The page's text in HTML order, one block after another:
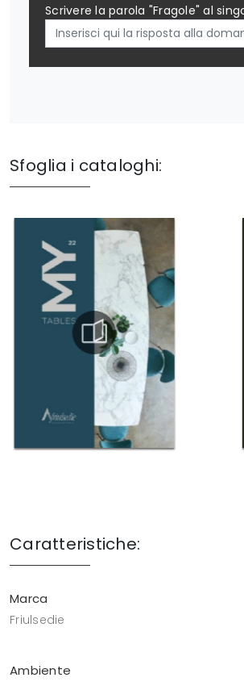
Scrivere la parola "Fragole" al
Sfoglia i cataloghi:
Caratteristiche:
Marca
Friulsedie
Ambiente